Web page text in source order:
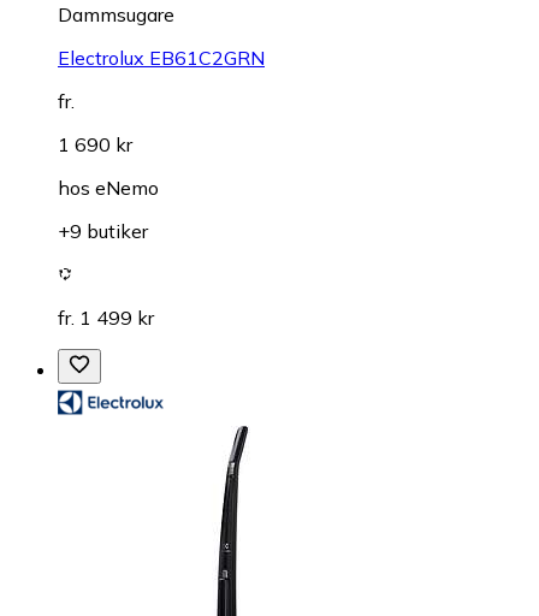
Dammsugare
Electrolux EB61C2GRN
fr.
1 690 kr
hos eNemo
+9 butiker
fr. 1 499 kr